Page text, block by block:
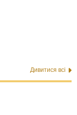
Дивитися всі